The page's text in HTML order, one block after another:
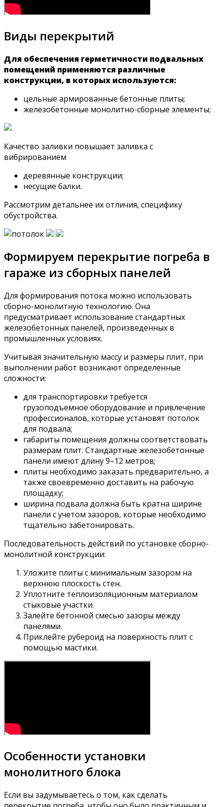
Виды перекрытий
Для обеспечения герметичности подвальных
помещений применяются различные
конструкции, в которых используются:
цельные армированные бетонные плиты;
железобетонные монолитно-сборные элементы;
Качество заливки повышает заливка с
вибрированием
деревянные конструкции;
несущие балки.
Рассмотрим детальнее их отличия, специфику
обустройства.
Формируем перекрытие погреба в
гараже из сборных панелей
Для формирования потока можно использовать
сборно-монолитную технологию. Она
предусматривает использование стандартных
железобетонных панелей, произведенных в
промышленных условиях.
Учитывая значительную массу и размеры плит, при
выполнении работ возникают определенные
сложности:
для транспортировки требуется
грузоподъемное оборудование и привлечение
профессионалов, которые установят потолок
для подвала;
габариты помещения должны соответствовать
размерам плит. Стандартные железобетонные
панели имеют длину 9–12 метров;
плиты необходимо заказать предварительно, а
также своевременно доставить на рабочую
площадку;
ширина подвала должна быть кратна ширине
панели с учетом зазоров, которые необходимо
тщательно забетонировать.
Последовательность действий по установке сборно-
монолитной конструкции:
Уложите плиты с минимальным зазором на
верхнюю плоскость стен.
Уплотните теплоизоляционным материалом
стыковые участки.
Залейте бетонной смесью зазоры между
панелями.
Приклейте рубероид на поверхность плит с
помощью мастики.
Особенности установки
монолитного блока
Если вы задумываетесь о том, как сделать